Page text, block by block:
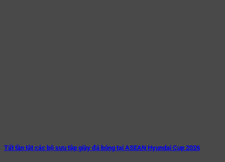
Tất tần tật các bộ sưu tập giày đá bóng tại ASEAN Hyundai Cup 2026